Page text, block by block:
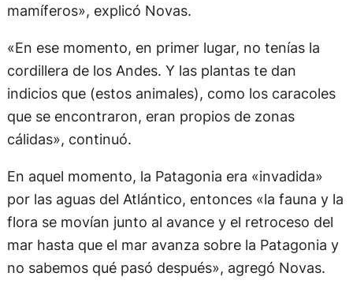
mamíferos», explicó Novas.
«En ese momento, en primer lugar, no tenías la
cordillera de los Andes. Y las plantas te dan
indicios que (estos animales), como los caracoles
que se encontraron, eran propios de zonas
cálidas», continuó.
En aquel momento, la Patagonia era «invadida»
por las aguas del Atlántico, entonces «la fauna y la
flora se movían junto al avance y el retroceso del
mar hasta que el mar avanza sobre la Patagonia y
no sabemos qué pasó después», agregó Novas.